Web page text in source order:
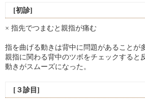
[初診]
× 指先でつまむと親指が痛む
指を曲げる動きは背中に問題があることが
親指に関わる背中のツボをチェックすると
動きがスムーズになった。
[３診目]